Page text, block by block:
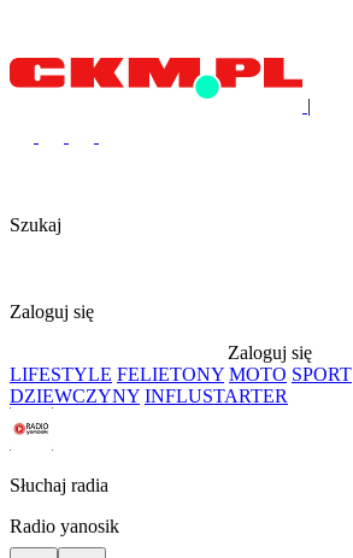
|
Szukaj
Zaloguj się
Zaloguj się
LIFESTYLE FELIETONY MOTO SPORT
DZIEWCZYNY INFLUSTARTER
Słuchaj radia
Radio yanosik